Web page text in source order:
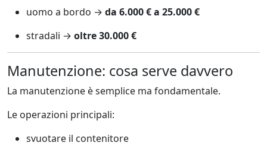
uomo a bordo → da 6.000 € a 25.000 €
stradali → oltre 30.000 €
Manutenzione: cosa serve davvero
La manutenzione è semplice ma fondamentale.
Le operazioni principali:
svuotare il contenitore